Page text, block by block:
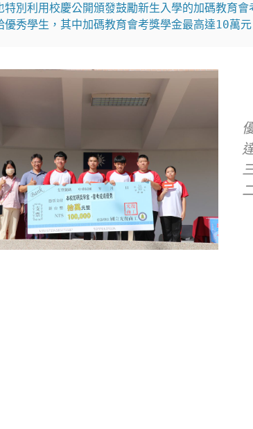
特別利用校慶公開頒發鼓勵新生入學的加碼教育
優秀學生，其中加碼教育會考獎學金最高達10萬